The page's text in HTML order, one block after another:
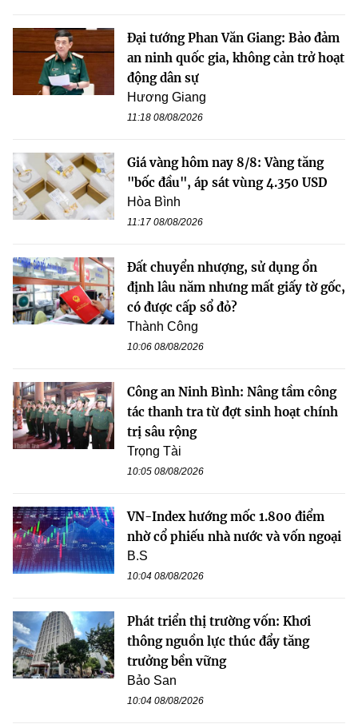
Đại tướng Phan Văn Giang: Bảo đảm
an ninh quốc gia, không cản trở hoạt
động dân sự
Hương Giang
11:18 08/08/2026
Giá vàng hôm nay 8/8: Vàng tăng
"bốc đầu", áp sát vùng 4.350 USD
Hòa Bình
11:17 08/08/2026
Đất chuyển nhượng, sử dụng ổn
định lâu năm nhưng mất giấy tờ gốc,
có được cấp sổ đỏ?
Thành Công
10:06 08/08/2026
Công an Ninh Bình: Nâng tầm công
tác thanh tra từ đợt sinh hoạt chính
trị sâu rộng
Trọng Tài
10:05 08/08/2026
VN-Index hướng mốc 1.800 điểm
nhờ cổ phiếu nhà nước và vốn ngoại
B.S
10:04 08/08/2026
Phát triển thị trường vốn: Khơi
thông nguồn lực thúc đẩy tăng
trưởng bền vững
Bảo San
10:04 08/08/2026